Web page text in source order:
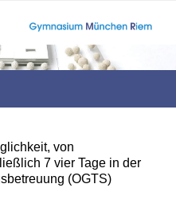
von
7 vier Tage in der
(OGTS)